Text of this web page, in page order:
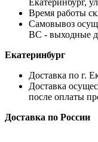
Время работы
Самовывоз
ВС - выходные
Екатеринбург
Доставка по г.
Доставка
после оплаты
Доставка по России